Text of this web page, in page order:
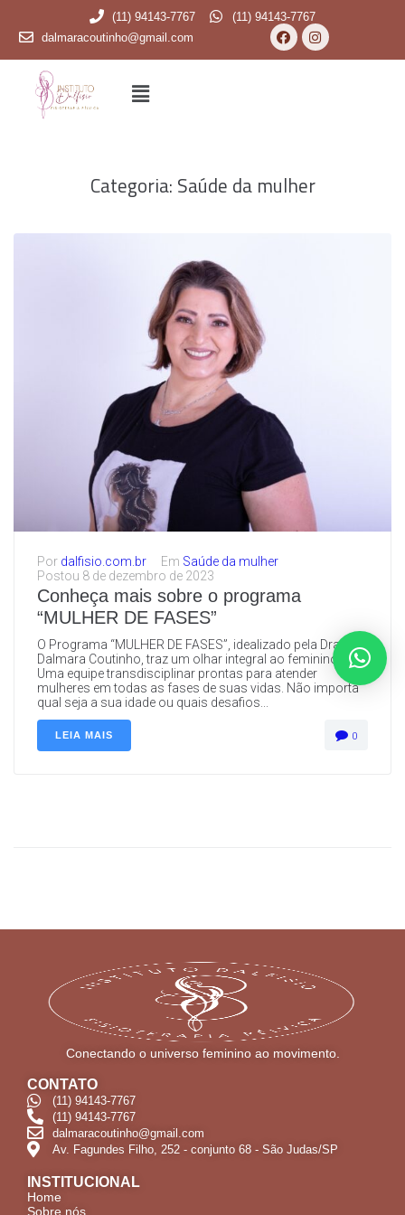
(11) 94143-7767
(11) 94143-7767
dalmaracoutinho@gmail.com
Categoria: Saúde da mulher
Por dalfisio.com.br Em Saúde da mulher
Postou 8 de dezembro de 2023
Conheça mais sobre o programa
“MULHER DE FASES”
O Programa “MULHER DE FASES”, idealizado pela Dra.
Dalmara Coutinho, traz um olhar integral ao feminino.
Uma equipe transdisciplinar prontas para atender
mulheres em todas as fases de suas vidas. Não importa
qual seja a sua idade ou quais desafios...
LEIA MAIS 0
Conectando o universo feminino ao movimento.
CONTATO
(11) 94143-7767
(11) 94143-7767
dalmaracoutinho@gmail.com
Av. Fagundes Filho, 252 - conjunto 68 - São Judas/SP
INSTITUCIONAL
Home
Sobre nós